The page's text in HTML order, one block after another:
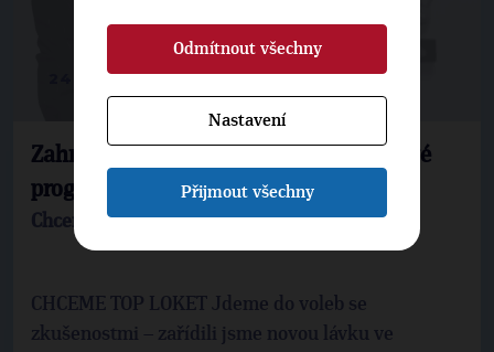
24. 8. 2022
Zahradníček: TOP Loket představuje své
programové prohlášení
Chceme TOP Loket
CHCEME TOP LOKET Jdeme do voleb se
zkušenostmi – zařídili jsme novou lávku ve
Odmítnout všechny
Nastavení
Přijmout všechny